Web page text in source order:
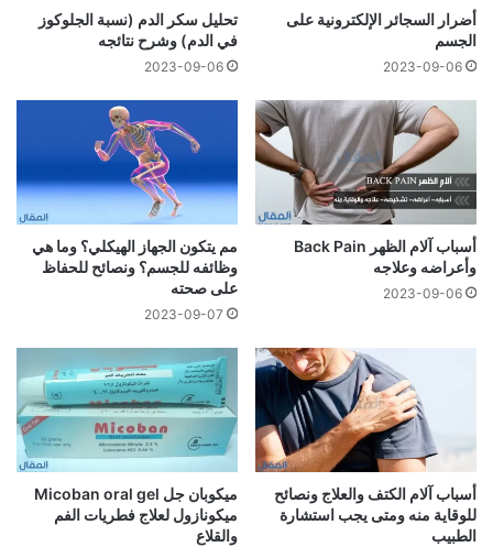
أضرار السجائر الإلكترونية على
الجسم
2023-09-06
تحليل سكر الدم (نسبة الجلوكوز
في الدم) وشرح نتائجه
2023-09-06
أسباب آلام الظهر Back Pain
وأعراضه وعلاجه
2023-09-06
مم يتكون الجهاز الهيكلي؟ وما هي
وظائفه للجسم؟ ونصائح للحفاظ
على صحته
2023-09-07
أسباب آلام الكتف والعلاج ونصائح
للوقاية منه ومتى يجب استشارة
الطبيب
ميكوبان جل Micoban oral gel
ميكونازول لعلاج فطريات الفم
والقلاع